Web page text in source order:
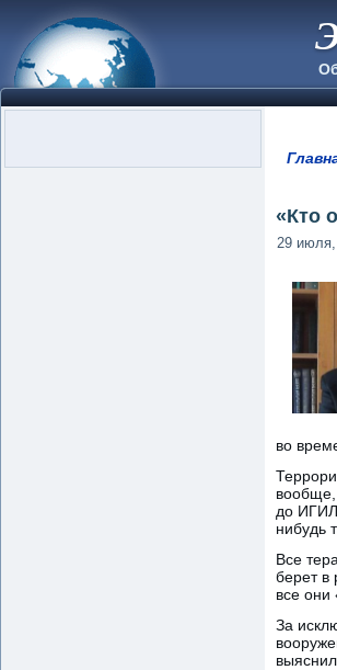
«Кто
29
во
вообще,
до
нибудь
Все
берет в
все они
За